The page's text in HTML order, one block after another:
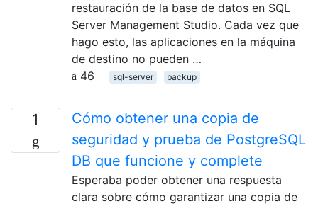
restauración de la base de datos en SQL
Server Management Studio. Cada vez que
hago esto, las aplicaciones en la máquina
de destino no pueden …
46
sql-server backup
1
Cómo obtener una copia de
seguridad y prueba de PostgreSQL
DB que funcione y complete
Esperaba poder obtener una respuesta
clara sobre cómo garantizar una copia de